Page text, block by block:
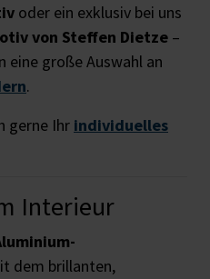
oder ein exklusiv bei uns
von Steffen Dietze –
eine große Auswahl an
.
gerne Ihr individuelles
Interieur
dem brillanten,